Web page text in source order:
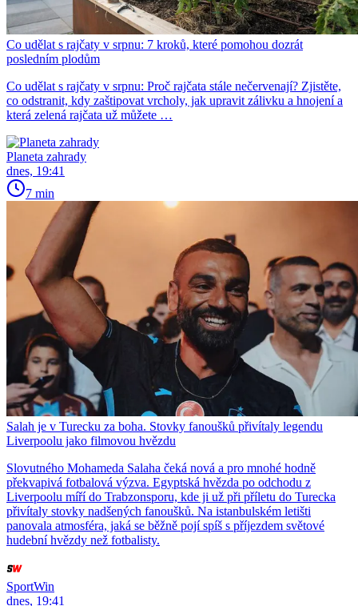
Co udělat s rajčaty v srpnu: 7 kroků, které pomohou dozrát
posledním plodům
Co udělat s rajčaty v srpnu: Proč rajčata stále nečervenají? Zjistěte,
co odstranit, kdy zaštipovat vrcholy, jak upravit zálivku a hnojení a
která zelená rajčata už můžete …
Planeta zahrady
dnes, 19:41
7 min
Salah je v Turecku za boha. Stovky fanoušků přivítaly legendu
Liverpoolu jako filmovou hvězdu
Slovutného Mohameda Salaha čeká nová a pro mnohé hodně
překvapivá fotbalová výzva. Egyptská hvězda po odchodu z
Liverpoolu míří do Trabzonsporu, kde ji už při příletu do Turecka
přivítaly stovky nadšených fanoušků. Na istanbulském letišti
panovala atmosféra, jaká se běžně pojí spíš s příjezdem světové
hudební hvězdy než fotbalisty.
SportWin
dnes, 19:41